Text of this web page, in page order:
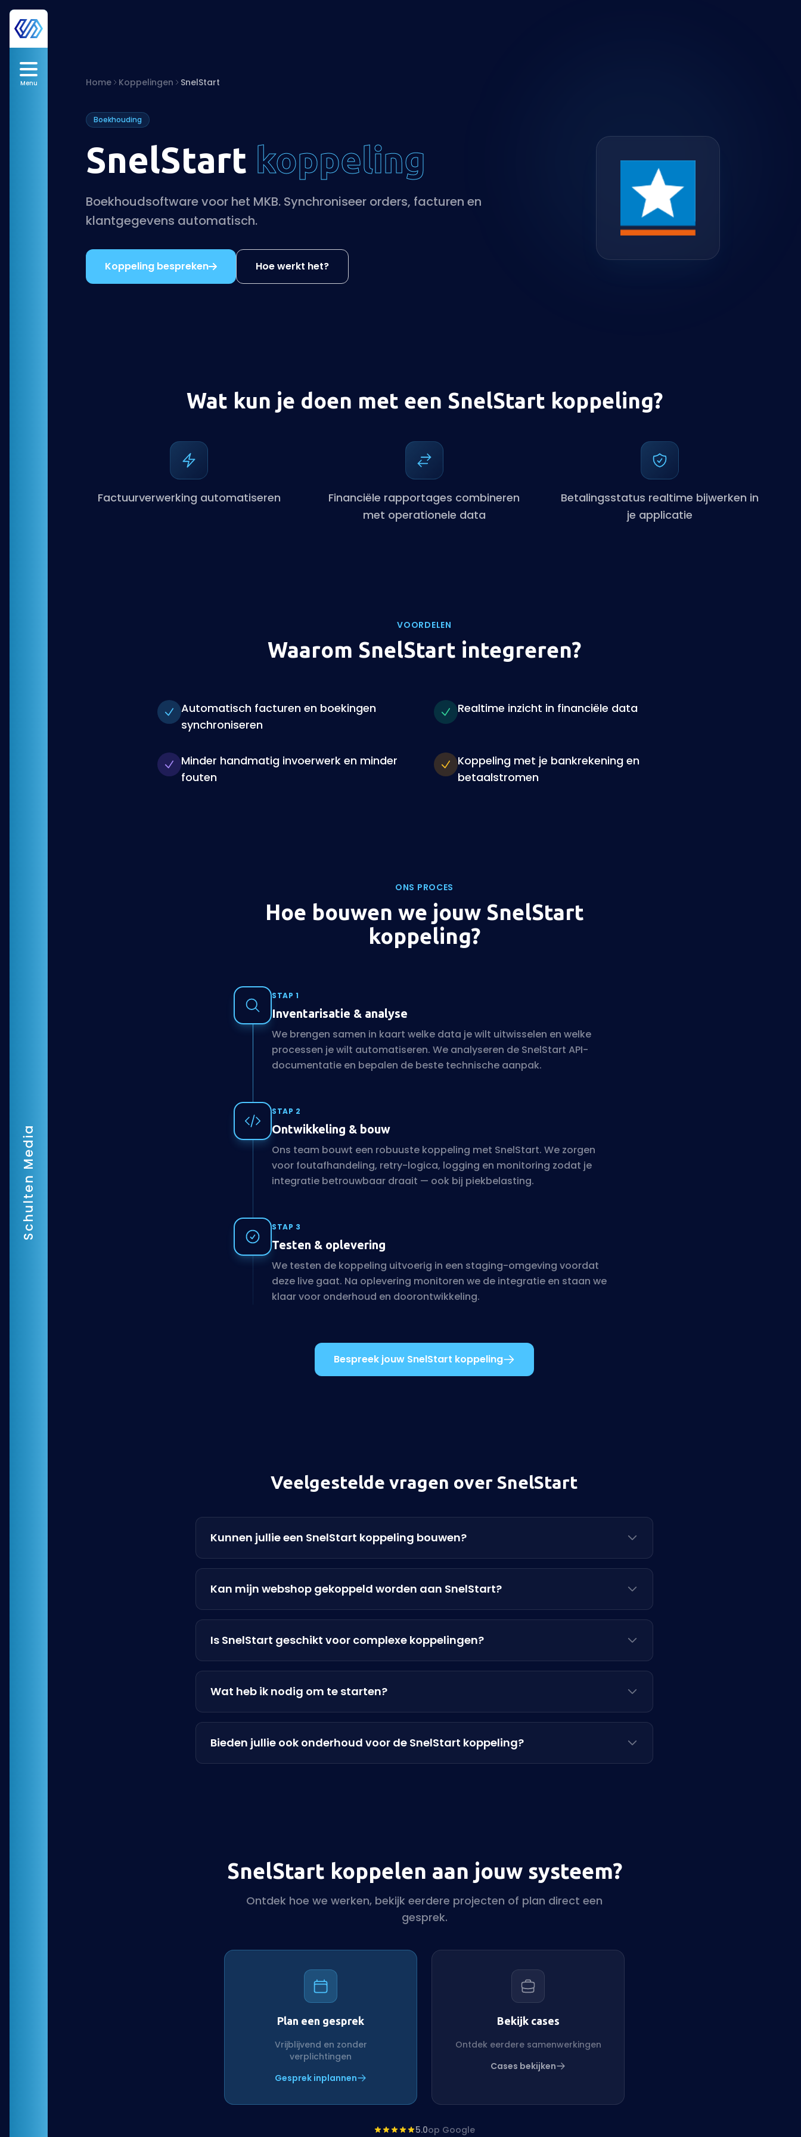
Menu
Schulten Media
Home Koppelingen SnelStart
Boekhouding
SnelStart koppeling
Boekhoudsoftware voor het MKB. Synchroniseer orders, facturen en
klantgegevens automatisch.
Koppeling bespreken Hoe werkt het?
Wat kun je doen met een SnelStart koppeling?
Factuurverwerking automatiseren
Financiële rapportages combineren
met operationele data
Betalingsstatus realtime bijwerken in
je applicatie
VOORDELEN
Waarom SnelStart integreren?
Automatisch facturen en boekingen
synchroniseren
Realtime inzicht in financiële data
Minder handmatig invoerwerk en minder
fouten
Koppeling met je bankrekening en
betaalstromen
ONS PROCES
Hoe bouwen we jouw SnelStart
koppeling?
STAP 1
Inventarisatie & analyse
We brengen samen in kaart welke data je wilt uitwisselen en welke
processen je wilt automatiseren. We analyseren de SnelStart API-
documentatie en bepalen de beste technische aanpak.
STAP 2
Ontwikkeling & bouw
Ons team bouwt een robuuste koppeling met SnelStart. We zorgen
voor foutafhandeling, retry-logica, logging en monitoring zodat je
integratie betrouwbaar draait — ook bij piekbelasting.
STAP 3
Testen & oplevering
We testen de koppeling uitvoerig in een staging-omgeving voordat
deze live gaat. Na oplevering monitoren we de integratie en staan we
klaar voor onderhoud en doorontwikkeling.
Bespreek jouw SnelStart koppeling
Veelgestelde vragen over SnelStart
Kunnen jullie een SnelStart koppeling bouwen?
Kan mijn webshop gekoppeld worden aan SnelStart?
Is SnelStart geschikt voor complexe koppelingen?
Wat heb ik nodig om te starten?
Bieden jullie ook onderhoud voor de SnelStart koppeling?
SnelStart koppelen aan jouw systeem?
Ontdek hoe we werken, bekijk eerdere projecten of plan direct een
gesprek.
Plan een gesprek
Vrijblijvend en zonder
verplichtingen
Gesprek inplannen
Bekijk cases
Ontdek eerdere samenwerkingen
Cases bekijken
5.0op Google